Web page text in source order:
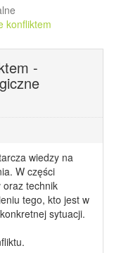
konfliktem
-
wiedzy na
W części
oraz technik
tego, kto jest w
sytuacji.